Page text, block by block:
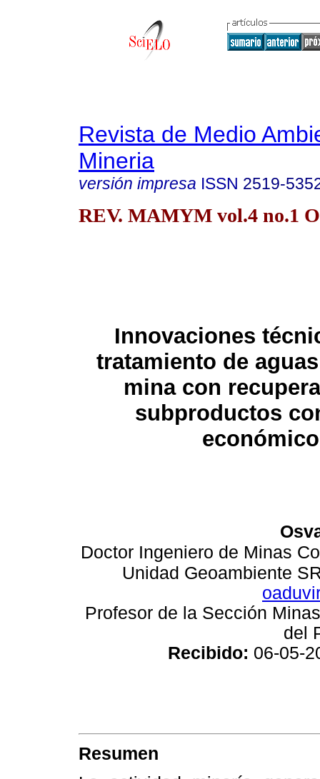
Revista de Medio
Mineria
versión impresa ISSN 2519-
REV. MAMYM vol.4 no.1
Innovaciones
tratamiento de
mina con
subproductos
económico
Doctor Ingeniero de Minas
Unidad Geoambiente
Profesor de la Sección
del
Recibido: 06-05-
Resumen